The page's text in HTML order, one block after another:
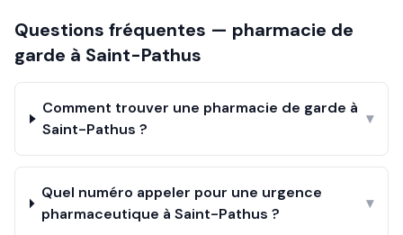
Questions fréquentes — pharmacie de
garde à Saint-Pathus
Comment trouver une pharmacie de garde à
Saint-Pathus ?
▾
Quel numéro appeler pour une urgence
pharmaceutique à Saint-Pathus ?
▾